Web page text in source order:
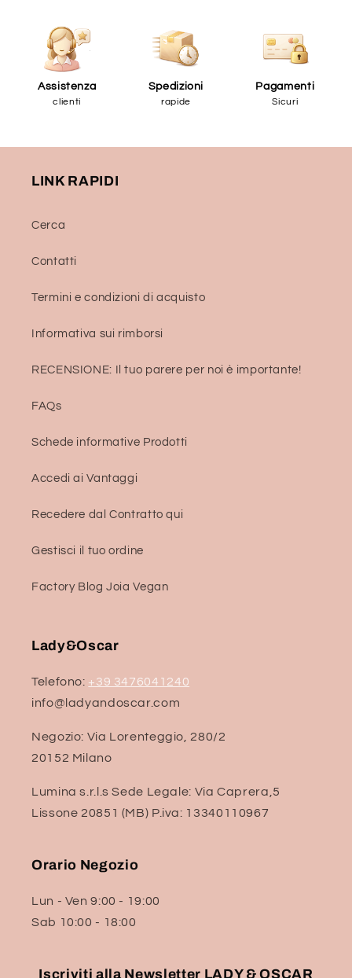
Assistenza
clienti
Spedizioni
rapide
Pagamenti
Sicuri
LINK RAPIDI
Cerca
Contatti
Termini e condizioni di acquisto
Informativa sui rimborsi
RECENSIONE: Il tuo parere per noi è importante!
FAQs
Schede informative Prodotti
Accedi ai Vantaggi
Recedere dal Contratto qui
Gestisci il tuo ordine
Factory Blog Joia Vegan
Lady&Oscar
Telefono: +39 3476041240
info@ladyandoscar.com
Negozio: Via Lorenteggio, 280/2
20152 Milano
Lumina s.r.l.s Sede Legale: Via Caprera,5
Lissone 20851 (MB) P.iva: 13340110967
Orario Negozio
Lun - Ven 9:00 - 19:00
Sab 10:00 - 18:00
Iscriviti alla Newsletter LADY & OSCAR